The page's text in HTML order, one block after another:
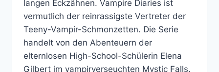
langen Eckzähnen. Vampire Diaries ist
vermutlich der reinrassigste Vertreter der
Teeny-Vampir-Schmonzetten. Die Serie
handelt von den Abenteuern der
elternlosen High-School-Schülerin Elena
Gilbert im vampirverseuchten Mystic Falls.